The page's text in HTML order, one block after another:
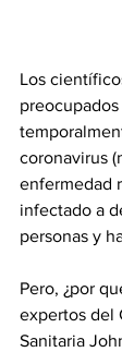
Los
coronavirus
enfermedad
infectado a
personas y
Pero, ¿por
expertos del
Sanitaria